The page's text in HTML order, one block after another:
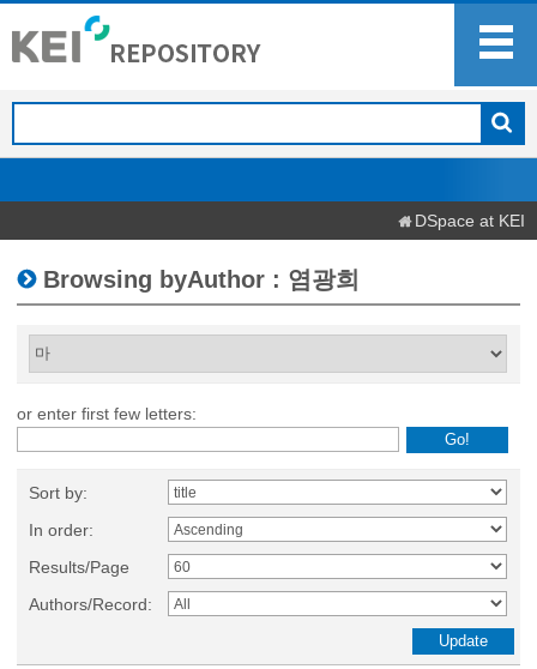
DSpace at KEI
Browsing byAuthor : 염광희
or enter first few letters:
Sort by:
In order:
Results/Page
Authors/Record: